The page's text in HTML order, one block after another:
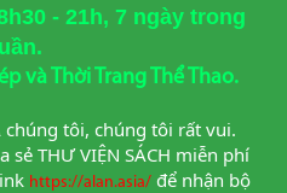
- 21h, 7 ngày trong
và Thời Trang Thể Thao.
chúng tôi, chúng tôi rất vui.
THƯ VIỆN SÁCH miễn phí
https://alan.asia/ để nhận bộ